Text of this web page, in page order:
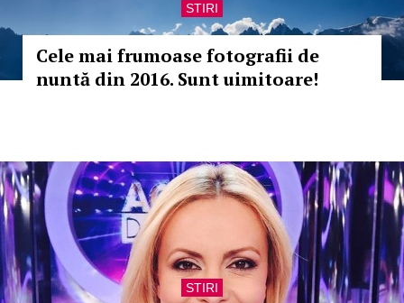
STIRI
Cele mai frumoase fotografii de
nuntă din 2016. Sunt uimitoare!
STIRI